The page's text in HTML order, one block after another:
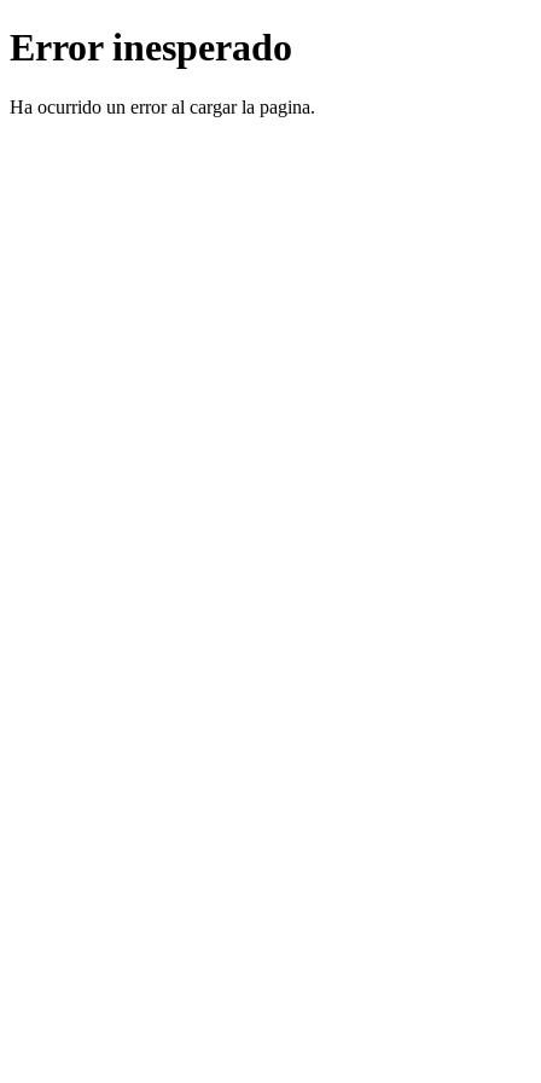
Error inesperado
Ha ocurrido un error al cargar la pagina.